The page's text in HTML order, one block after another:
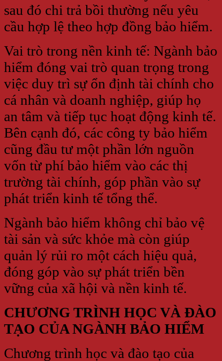
sau đó chi trả bồi thường nếu yêu
cầu hợp lệ theo hợp đồng bảo hiểm.
Vai trò trong nền kinh tế: Ngành bảo
hiểm đóng vai trò quan trọng trong
việc duy trì sự ổn định tài chính cho
cá nhân và doanh nghiệp, giúp họ
an tâm và tiếp tục hoạt động kinh tế.
Bên cạnh đó, các công ty bảo hiểm
cũng đầu tư một phần lớn nguồn
vốn từ phí bảo hiểm vào các thị
trường tài chính, góp phần vào sự
phát triển kinh tế tổng thể.
Ngành bảo hiểm không chỉ bảo vệ
tài sản và sức khỏe mà còn giúp
quản lý rủi ro một cách hiệu quả,
đóng góp vào sự phát triển bền
vững của xã hội và nền kinh tế.
CHƯƠNG TRÌNH HỌC VÀ ĐÀO
TẠO CỦA NGÀNH BẢO HIỂM
Chương trình học và đào tạo của